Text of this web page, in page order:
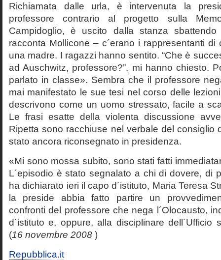
Richiamata dalle urla, è intervenuta la
professore contrario al progetto sulla
Campidoglio, è uscito dalla stanza
racconta Mollicone – c´erano i rappresentanti
una madre. I ragazzi hanno sentito. “Che è
ad Auschwitz, professore?”, mi hanno chiesto.
parlato in classe». Sembra che il professore
mai manifestato le sue tesi nel corso delle
descrivono come un uomo stressato, facile a
Le frasi esatte della violenta discussione
Ripetta sono racchiuse nel verbale del consiglio
stato ancora riconsegnato in presidenza.
«Mi sono mossa subito, sono stati fatti
L´episodio è stato segnalato a chi di dovere, di
ha dichiarato ieri il capo d´istituto, Maria Teresa
la preside abbia fatto partire un
confronti del professore che nega l´Olocausto,
d´istituto e, oppure, alla disciplinare dell´Ufficio
(16 novembre 2008 )
Repubblica.it